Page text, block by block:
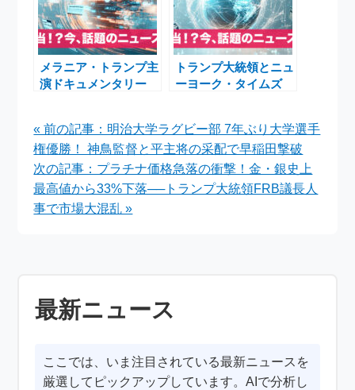
メラニア・トランプ主
演ドキュメンタリー
Again」が映す20日間
の舞台裏
トランプ大統領とニュ
ーヨーク・タイムズ
« 前の記事：明治大学ラグビー部 7年ぶり大学選手
権優勝！ 神鳥監督と平主将の采配で早稲田撃破
次の記事：プラチナ価格急落の衝撃！金・銀史上
最高値から33%下落──トランプ大統領FRB議長人
事で市場大混乱 »
最新ニュース
ここでは、いま注目されている最新ニュースを
厳選してピックアップしています。AIで分析し